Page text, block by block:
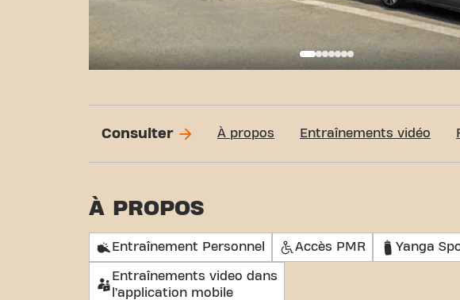
Consulter À propos Entraînements vidéo
À PROPOS
Entraînement Personnel Accès PMR Yanga
Entraînements video dans
l’application mobile